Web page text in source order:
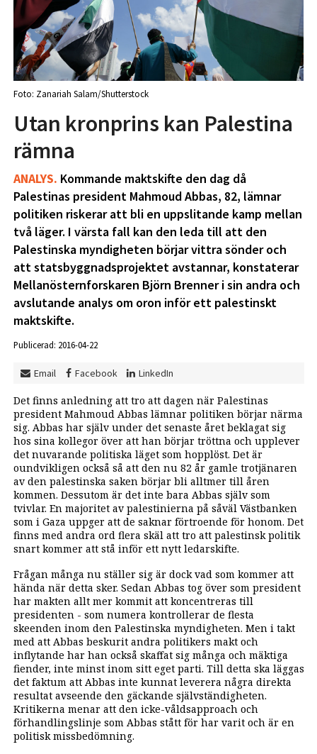
Foto: Zanariah Salam/Shutterstock
Utan kronprins kan Palestina
rämna
ANALYS. Kommande maktskifte den dag då
Palestinas president Mahmoud Abbas, 82, lämnar
politiken riskerar att bli en uppslitande kamp mellan
två läger. I värsta fall kan den leda till att den
Palestinska myndigheten börjar vittra sönder och
att statsbyggnadsprojektet avstannar, konstaterar
Mellanösternforskaren Björn Brenner i sin andra och
avslutande analys om oron inför ett palestinskt
maktskifte.
Publicerad: 2016-04-22
Email Facebook LinkedIn
Det finns anledning att tro att dagen när Palestinas
president Mahmoud Abbas lämnar politiken börjar närma
sig. Abbas har själv under det senaste året beklagat sig
hos sina kollegor över att han börjar tröttna och upplever
det nuvarande politiska läget som hopplöst. Det är
oundvikligen också så att den nu 82 år gamle trotjänaren
av den palestinska saken börjar bli alltmer till åren
kommen. Dessutom är det inte bara Abbas själv som
tvivlar. En majoritet av palestinierna på såväl Västbanken
som i Gaza uppger att de saknar förtroende för honom. Det
finns med andra ord flera skäl att tro att palestinsk politik
snart kommer att stå inför ett nytt ledarskifte.
Frågan många nu ställer sig är dock vad som kommer att
hända när detta sker. Sedan Abbas tog över som president
har makten allt mer kommit att koncentreras till
presidenten - som numera kontrollerar de flesta
skeenden inom den Palestinska myndigheten. Men i takt
med att Abbas beskurit andra politikers makt och
inflytande har han också skaffat sig många och mäktiga
fiender, inte minst inom sitt eget parti. Till detta ska läggas
det faktum att Abbas inte kunnat leverera några direkta
resultat avseende den gäckande självständigheten.
Kritikerna menar att den icke-våldsapproach och
förhandlingslinje som Abbas stått för har varit och är en
politisk missbedömning.